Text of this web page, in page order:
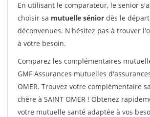
En utilisant le comparateur, le senior
choisir sa mutuelle sénior dès le
déconvenues. N'hésitez pas à trouver
à votre besoin.
Comparez les complémentaires
GMF Assurances mutuelles
OMER. Trouvez votre complémentaire
chère à SAINT OMER ! Obtenez
votre mutuelle santé adaptée à vos